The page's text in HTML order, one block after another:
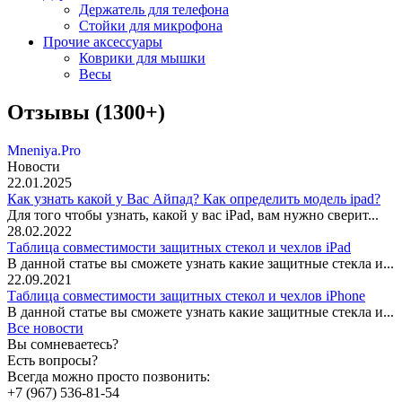
Держатель для телефона
Стойки для микрофона
Прочие аксессуары
Коврики для мышки
Весы
Отзывы (1300+)
Mneniya.Pro
Новости
22.01.2025
Как узнать какой у Вас Айпад? Как определить модель ipad?
Для того чтобы узнать, какой у вас iPad, вам нужно сверит...
28.02.2022
Таблица совместимости защитных стекол и чехлов iPad
В данной статье вы сможете узнать какие защитные стекла и...
22.09.2021
Таблица совместимости защитных стекол и чехлов iPhone
В данной статье вы сможете узнать какие защитные стекла и...
Все новости
Вы сомневаетесь?
Есть вопросы?
Всегда можно просто позвонить:
+7 (967) 536-81-54